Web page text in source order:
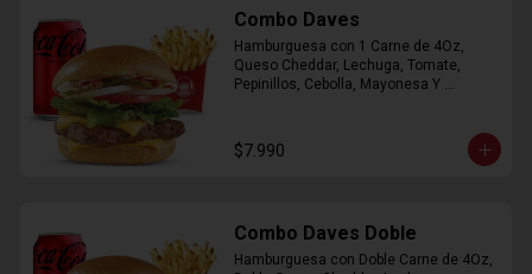
Combo Daves
Hamburguesa con 1 Carne de 4Oz,
Queso Cheddar, Lechuga, Tomate,
Pepinillos, Cebolla, Mayonesa Y
$7.990
Combo Daves Doble
Hamburguesa con Doble Carne de 4Oz,